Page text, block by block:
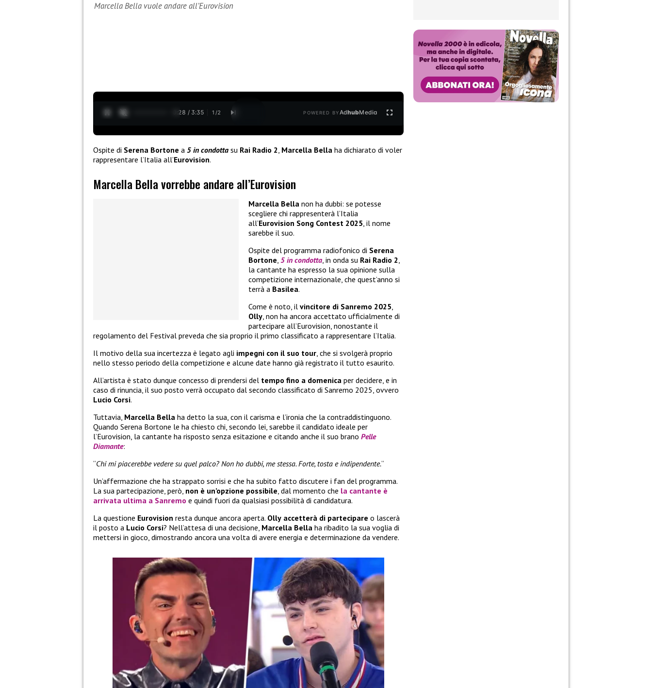
Marcella Bella vuole andare all’Eurovision
0:29 / 3:35 1 /2 POWERED BYAdhubMedia
Ospite di Serena Bortone a 5 in condotta su Rai Radio 2 Marcella Bella ha dichiarato di voler
rappresentare l’Italia all’Eurovision.
Marcella Bella vorrebbe andare all’Eurovision
Marcella Bella non ha dubbi: se potesse
scegliere chi rappresenterà l’Italia
all’Eurovision Song Contest 2025, il nome
sarebbe il suo.
Ospite del programma radiofonico di Serena
Bortone, 5 in condotta, in onda su Rai Radio 2,
la cantante ha espresso la sua opinione sulla
competizione internazionale, che quest’anno si
terrà a Basilea.
Come è noto, il vincitore di Sanremo 2025,
Olly, non ha ancora accettato ufficialmente di
partecipare all’Eurovision, nonostante il
regolamento del Festival preveda che sia proprio il primo classificato a rappresentare l’Italia.
Il motivo della sua incertezza è legato agli impegni con il suo tour, che si svolgerà proprio
nello stesso periodo della competizione e alcune date hanno già registrato il tutto esaurito.
All’artista è stato dunque concesso di prendersi del tempo fino a domenica per decidere, e in
caso di rinuncia, il suo posto verrà occupato dal secondo classificato di Sanremo 2025, ovvero
Lucio Corsi.
Tuttavia, Marcella Bella ha detto la sua, con il carisma e l’ironia che la contraddistinguono.
Quando Serena Bortone le ha chiesto chi, secondo lei, sarebbe il candidato ideale per
l’Eurovision, la cantante ha risposto senza esitazione e citando anche il suo brano Pelle
Diamante:
“Chi mi piacerebbe vedere su quel palco? Non ho dubbi, me stessa. Forte, tosta e indipendente.“
Un’affermazione che ha strappato sorrisi e che ha subito fatto discutere i fan del programma.
La sua partecipazione, però, non è un’opzione possibile, dal momento che la cantante è
arrivata ultima a Sanremo e quindi fuori da qualsiasi possibilità di candidatura.
La questione Eurovision resta dunque ancora aperta. Olly accetterà di partecipare o lascerà
il posto a Lucio Corsi? Nell’attesa di una decisione, Marcella Bella ha ribadito la sua voglia di
mettersi in gioco, dimostrando ancora una volta di avere energia e determinazione da vendere.